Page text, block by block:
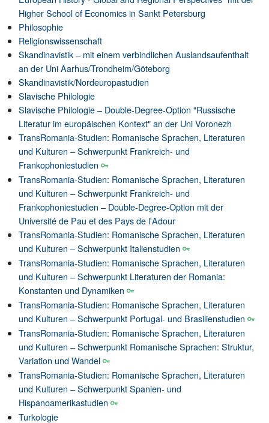
Higher School of Economics in Sankt Petersburg
Philosophie
Religionswissenschaft
Skandinavistik – mit einem verbindlichen Auslandsaufenthalt
an der Uni Aarhus/Trondheim/Göteborg
Skandinavistik/Nordeuropastudien
Slavische Philologie
Slavische Philologie – Double-Degree-Option "Russische
Literatur im europäischen Kontext" an der Uni Voronezh
TransRomania-Studien: Romanische Sprachen, Literaturen
und Kulturen – Schwerpunkt Frankreich- und
Frankophoniestudien
TransRomania-Studien: Romanische Sprachen, Literaturen
und Kulturen – Schwerpunkt Frankreich- und
Frankophoniestudien – Double-Degree-Option mit der
Université de Pau et des Pays de l'Adour
TransRomania-Studien: Romanische Sprachen, Literaturen
und Kulturen – Schwerpunkt Italienstudien
TransRomania-Studien: Romanische Sprachen, Literaturen
und Kulturen – Schwerpunkt Literaturen der Romania:
Konstanten und Dynamiken
TransRomania-Studien: Romanische Sprachen, Literaturen
und Kulturen – Schwerpunkt Portugal- und Brasilienstudien
TransRomania-Studien: Romanische Sprachen, Literaturen
und Kulturen – Schwerpunkt Romanische Sprachen: Struktur,
Variation und Wandel
TransRomania-Studien: Romanische Sprachen, Literaturen
und Kulturen – Schwerpunkt Spanien- und
Hispanoamerikastudien
Turkologie